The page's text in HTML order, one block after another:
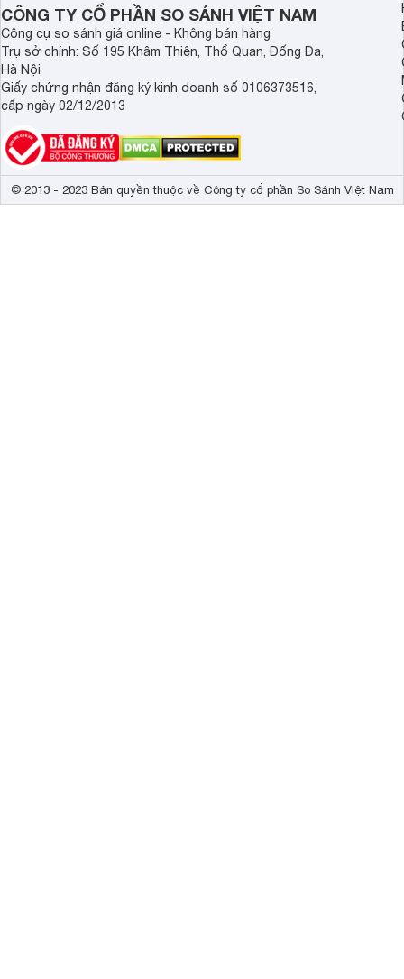
CÔNG TY CỔ PHẦN SO SÁNH VIỆT NAM
Công cụ so sánh giá online - Không bán hàng
Trụ sở chính: Số 195 Khâm Thiên, Thổ Quan, Đống Đa,
Hà Nội
Giấy chứng nhận đăng ký kinh doanh số 0106373516,
cấp ngày 02/12/2013
© 2013 - 2023 Bản quyền thuộc về Công ty cổ phần So Sánh Việt Nam